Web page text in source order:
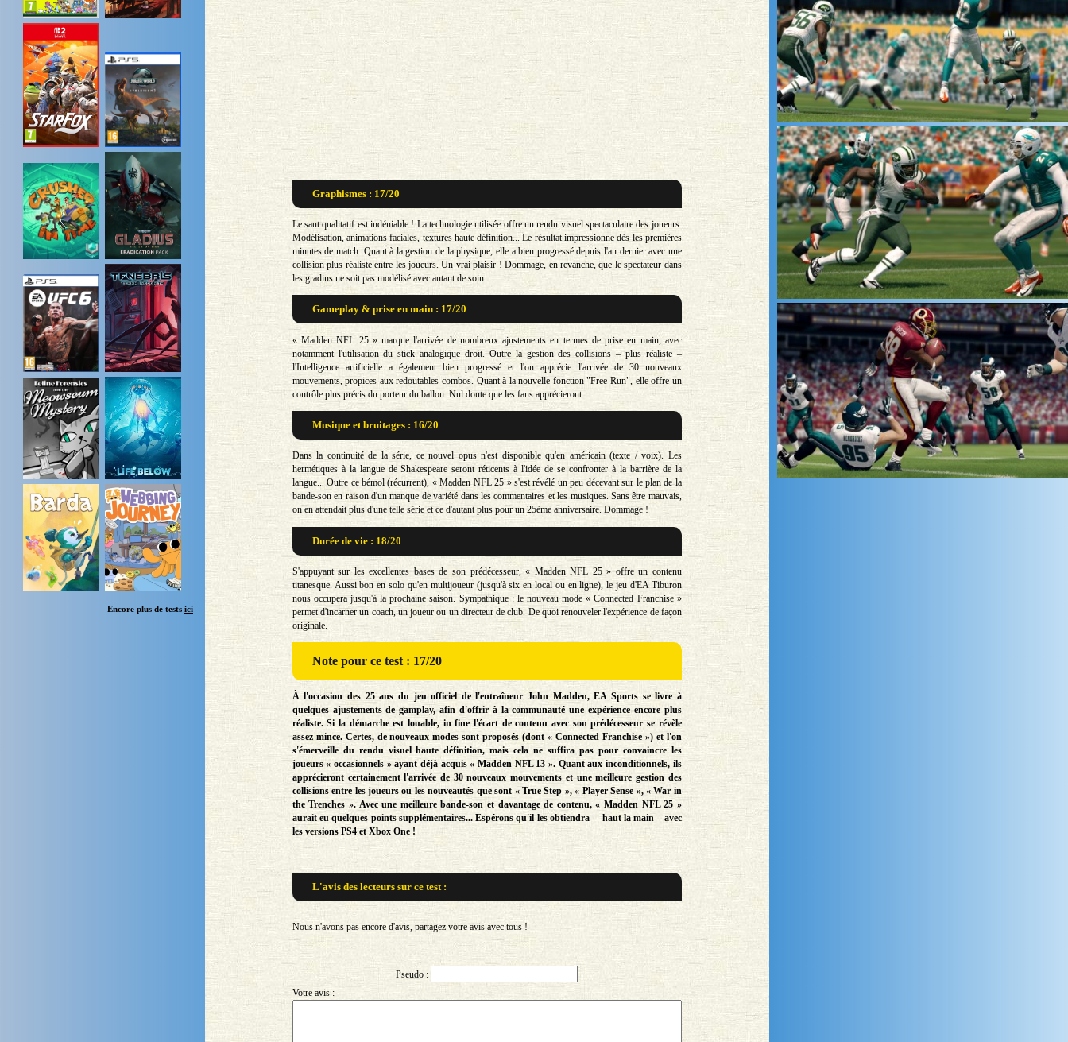
Encore plus de tests ici
Graphismes : 17/20
Le saut qualitatif est indéniable ! La technologie utilisée offre un rendu visuel spectaculaire des joueurs.
Modélisation, animations faciales, textures haute définition... Le résultat impressionne dès les premières
minutes de match. Quant à la gestion de la physique, elle a bien progressé depuis l'an dernier avec une
collision plus réaliste entre les joueurs. Un vrai plaisir ! Dommage, en revanche, que le spectateur dans
les gradins ne soit pas modélisé avec autant de soin...
Gameplay & prise en main : 17/20
« Madden NFL 25 » marque l'arrivée de nombreux ajustements en termes de prise en main, avec
notamment l'utilisation du stick analogique droit. Outre la gestion des collisions – plus réaliste –
l'Intelligence artificielle a également bien progressé et l'on apprécie l'arrivée de 30 nouveaux
mouvements, propices aux redoutables combos. Quant à la nouvelle fonction "Free Run", elle offre un
contrôle plus précis du porteur du ballon. Nul doute que les fans apprécieront.
Musique et bruitages : 16/20
Dans la continuité de la série, ce nouvel opus n'est disponible qu'en américain (texte / voix). Les
hermétiques à la langue de Shakespeare seront réticents à l'idée de se confronter à la barrière de la
langue... Outre ce bémol (récurrent), « Madden NFL 25 » s'est révélé un peu décevant sur le plan de la
bande-son en raison d'un manque de variété dans les commentaires et les musiques. Sans être mauvais,
on en attendait plus d'une telle série et ce d'autant plus pour un 25ème anniversaire. Dommage !
Durée de vie : 18/20
S'appuyant sur les excellentes bases de son prédécesseur, « Madden NFL 25 » offre un contenu
titanesque. Aussi bon en solo qu'en multijoueur (jusqu'à six en local ou en ligne), le jeu d'EA Tiburon
nous occupera jusqu'à la prochaine saison. Sympathique : le nouveau mode « Connected Franchise »
permet d'incarner un coach, un joueur ou un directeur de club. De quoi renouveler l'expérience de façon
originale.
Note pour ce test : 17/20
À l'occasion des 25 ans du jeu officiel de l'entraîneur John Madden, EA Sports se livre à
quelques ajustements de gamplay, afin d'offrir à la communauté une expérience encore plus
réaliste. Si la démarche est louable, in fine l'écart de contenu avec son prédécesseur se révèle
assez mince. Certes, de nouveaux modes sont proposés (dont « Connected Franchise ») et l'on
s'émerveille du rendu visuel haute définition, mais cela ne suffira pas pour convaincre les
joueurs « occasionnels » ayant déjà acquis « Madden NFL 13 ». Quant aux inconditionnels, ils
apprécieront certainement l'arrivée de 30 nouveaux mouvements et une meilleure gestion des
collisions entre les joueurs ou les nouveautés que sont « True Step », « Player Sense », « War in
the Trenches ». Avec une meilleure bande-son et davantage de contenu, « Madden NFL 25 »
aurait eu quelques points supplémentaires... Espérons qu'il les obtiendra – haut la main – avec
les versions PS4 et Xbox One !
L'avis des lecteurs sur ce test :
Nous n'avons pas encore d'avis, partagez votre avis avec tous !
Pseudo :
Votre avis :